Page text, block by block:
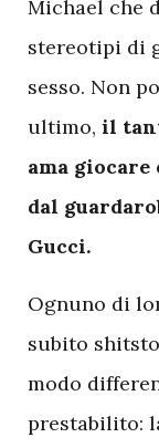
Michael che
stereotipi di
sesso. Non
ultimo, il
ama
dal
Gucci.
Ognuno di
subito
modo
prestabilito: